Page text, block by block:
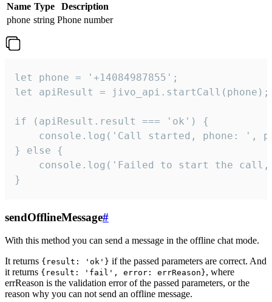
Name Type
Description
phone string Phone number
let phone = '+14084987855';
let apiResult = jivo_api.startCall(phone);
if (apiResult.result === 'ok') {
console.log('Call started, phone: ',
} else {
console.log('Failed to start the
}
sendOfflineMessage#
With this method you can send a message in the offline chat mode.
It returns {result: 'ok'} if the passed parameters are correct. And
it returns {result: 'fail', error: errReason}, where
errReason is the validation error of the passed parameters, or the
reason why you can not send an offline message.